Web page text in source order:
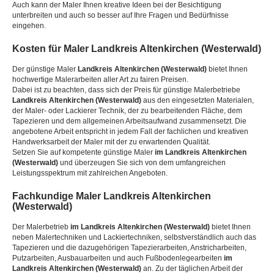
Auch kann der Maler Ihnen kreative Ideen bei der Besichtigung
unterbreiten und auch so besser auf Ihre Fragen und Bedürfnisse
eingehen.
Kosten für Maler Landkreis Altenkirchen (Westerwald)
Der günstige Maler Landkreis Altenkirchen (Westerwald) bietet Ihnen
hochwertige Malerarbeiten aller Art zu fairen Preisen.
Dabei ist zu beachten, dass sich der Preis für günstige Malerbetriebe
Landkreis Altenkirchen (Westerwald) aus den eingesetzten Materialen,
der Maler- oder Lackierer Technik, der zu bearbeitenden Fläche, dem
Tapezieren und dem allgemeinen Arbeitsaufwand zusammensetzt. Die
angebotene Arbeit entspricht in jedem Fall der fachlichen und kreativen
Handwerksarbeit der Maler mit der zu erwartenden Qualität.
Setzen Sie auf kompetente günstige Maler im Landkreis Altenkirchen
(Westerwald) und überzeugen Sie sich von dem umfangreichen
Leistungsspektrum mit zahlreichen Angeboten.
Fachkundige Maler Landkreis Altenkirchen
(Westerwald)
Der Malerbetrieb im Landkreis Altenkirchen (Westerwald) bietet Ihnen
neben Malertechniken und Lackiertechniken, selbstverständlich auch das
Tapezieren und die dazugehörigen Tapezierarbeiten, Anstricharbeiten,
Putzarbeiten, Ausbauarbeiten und auch Fußbodenlegearbeiten im
Landkreis Altenkirchen (Westerwald) an. Zu der täglichen Arbeit der